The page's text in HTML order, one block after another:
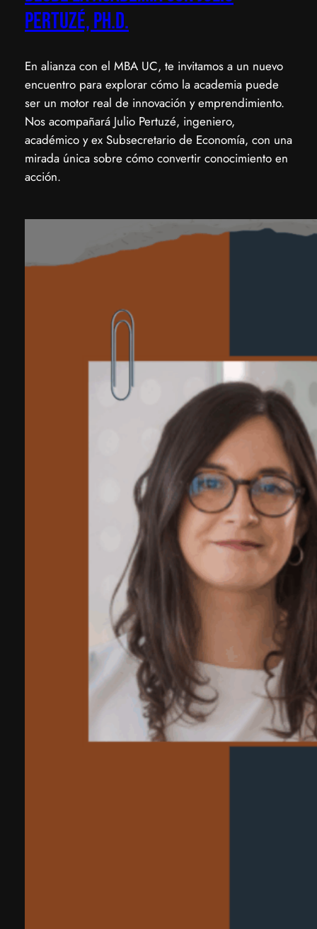
Pertuzé, Ph.D.
En alianza con el MBA UC, te invitamos a un nuevo
encuentro para explorar cómo la academia puede
ser un motor real de innovación y emprendimiento.
Nos acompañará Julio Pertuzé, ingeniero,
académico y ex Subsecretario de Economía, con una
mirada única sobre cómo convertir conocimiento en
acción.